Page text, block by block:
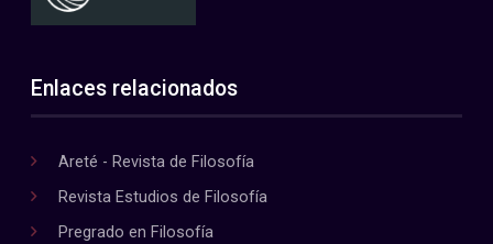
Enlaces relacionados
Areté - Revista de Filosofía
Revista Estudios de Filosofía
Pregrado en Filosofía